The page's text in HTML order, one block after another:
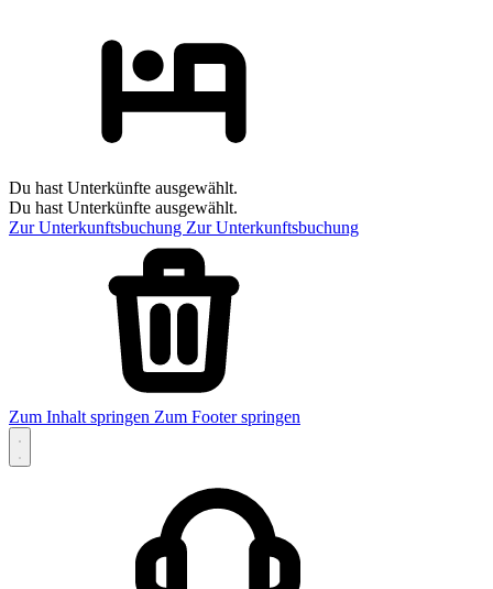
Du hast Unterkünfte ausgewählt.
Du hast Unterkünfte ausgewählt.
Zur Unterkunftsbuchung Zur Unterkunftsbuchung
Zum Inhalt springen Zum Footer springen